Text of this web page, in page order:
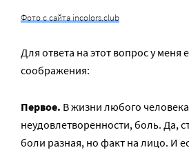
Фото с сайта incolors.club
Для ответа на этот вопрос у меня
соображения:
Первое. В жизни любого
неудовлетворенности, боль. Да,
боли разная, но факт на лицо. И